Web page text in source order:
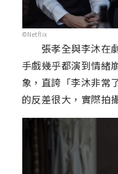
©Netflix
張孝全與李沐在劇
手戲幾乎都演到情緒
象，直誇「李沐非常
的反差很大，實際拍